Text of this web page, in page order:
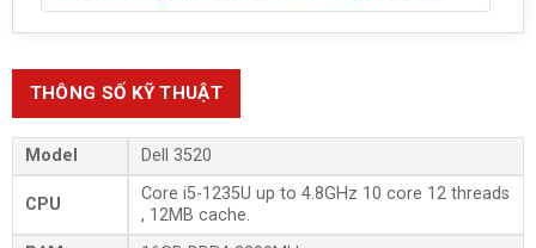
THÔNG SỐ KỸ THUẬT
Model Dell 3520
CPU
Core i5-1235U up to 4.8GHz 10 core 12 threads
, 12MB cache.